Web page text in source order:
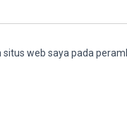
web saya pada